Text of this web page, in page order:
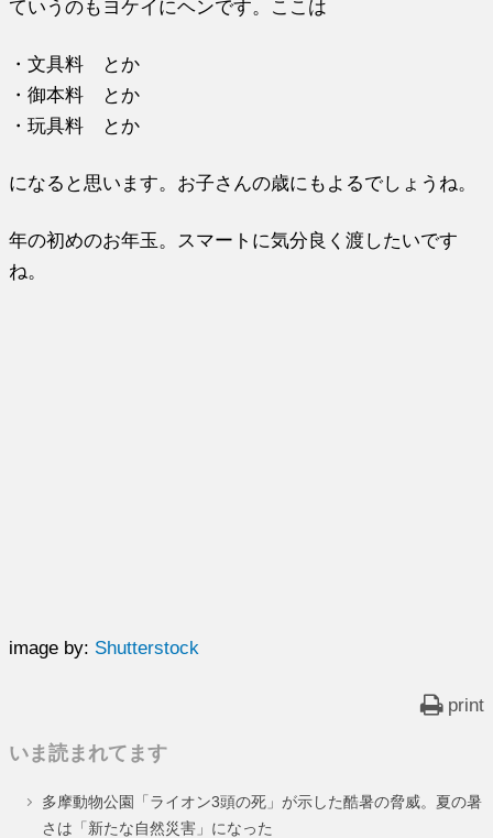
ていうのもヨケイにヘンです。ここは
・文具料 とか
・御本料 とか
・玩具料 とか
になると思います。お子さんの歳にもよるでしょうね。
年の初めのお年玉。スマートに気分良く渡したいです
ね。
image by: Shutterstock
print
いま読まれてます
多摩動物公園「ライオン3頭の死」が示した酷暑の脅威。夏の暑
さは「新たな自然災害」になった